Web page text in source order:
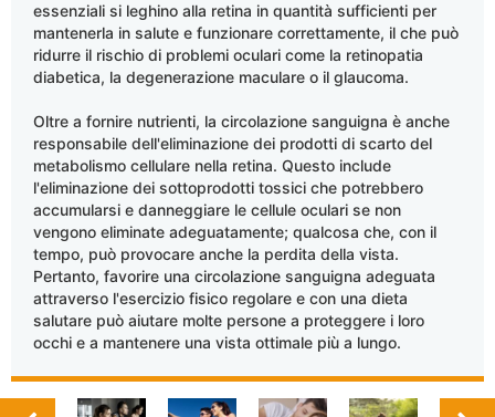
essenziali si leghino alla retina in quantità sufficienti per
mantenerla in salute e funzionare correttamente, il che può
ridurre il rischio di problemi oculari come la retinopatia
diabetica, la degenerazione maculare o il glaucoma.
Oltre a fornire nutrienti, la circolazione sanguigna è anche
responsabile dell'eliminazione dei prodotti di scarto del
metabolismo cellulare nella retina. Questo include
l'eliminazione dei sottoprodotti tossici che potrebbero
accumularsi e danneggiare le cellule oculari se non
vengono eliminate adeguatamente; qualcosa che, con il
tempo, può provocare anche la perdita della vista.
Pertanto, favorire una circolazione sanguigna adeguata
attraverso l'esercizio fisico regolare e con una dieta
salutare può aiutare molte persone a proteggere i loro
occhi e a mantenere una vista ottimale più a lungo.